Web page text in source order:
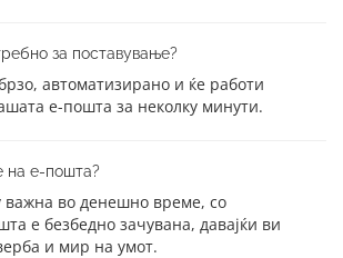
за поставување?
автоматизирано и ќе работи
е-пошта за неколку минути.
на е-пошта?
важна во денешно време, со
е безбедно зачувана, давајќи ви
и мир на умот.